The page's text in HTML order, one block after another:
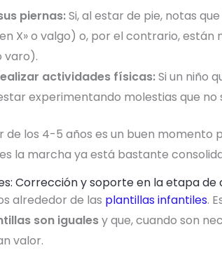
piernas:Si, al estar de pie, notas
X» o valgo) o, por el contrario, están
varo).
actividades físicas:Si un niño
experimentando molestias que no
de los 4-5 años es un buen momento
la marcha ya está bastante
Corrección y soporte en la etapa
alrededor de las plantillas infantiles.
son igualesy que, cuando son
valor.